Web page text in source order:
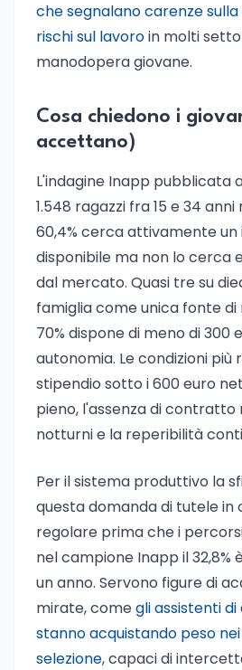
che segnalano carenze
rischi sul lavoroin molti
manodopera giovane.
Cosa chiedono i
accettano)
L'indagine Inapp pubblicata
1.548 ragazzi fra 15 e 34
60,4% cerca attivamente un
disponibile ma non lo cerca
dal mercato. Quasi tre su
famiglia come unica fonte
70% dispone di meno di 300
autonomia. Le condizioni più
stipendio sotto i 600 euro
pieno, l'assenza di contratto
notturni e la reperibilità
Per il sistema produttivo la
questa domanda di tutele in
regolare prima che i
nel campione Inapp il 32,8%
un anno. Servono figure di
mirate, comegli assistenti
stanno acquistando peso
selezione, capaci di